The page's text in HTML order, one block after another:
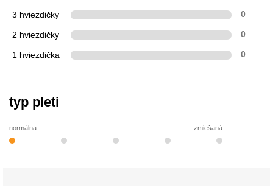
3 hviezdičky 0
2 hviezdičky 0
1 hviezdička 0
typ pleti
normálna zmiešaná